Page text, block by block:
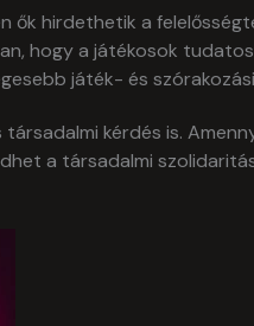
ők hirdethetik a
hogy a játékosok
játék- és
kérdés is.
a társadalmi